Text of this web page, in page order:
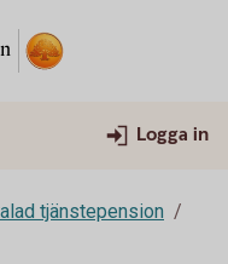
Logga in
tjänstepension